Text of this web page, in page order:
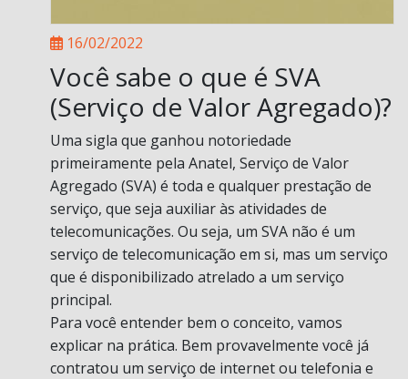
16/02/2022
Você sabe o que é SVA
(Serviço de Valor Agregado)?
Uma sigla que ganhou notoriedade
primeiramente pela Anatel, Serviço de Valor
Agregado (SVA) é toda e qualquer prestação de
serviço, que seja auxiliar às atividades de
telecomunicações. Ou seja, um SVA não é um
serviço de telecomunicação em si, mas um serviço
que é disponibilizado atrelado a um serviço
principal.
Para você entender bem o conceito, vamos
explicar na prática. Bem provavelmente você já
contratou um serviço de internet ou telefonia e